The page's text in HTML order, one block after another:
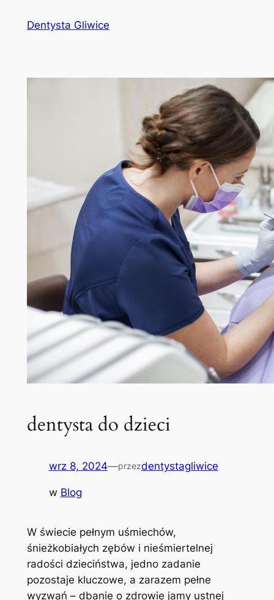
Dentysta Gliwice
dentysta do dzieci
wrz 8, 2024—przezdentystagliwice
w Blog
W⁤ świecie​ pełnym uśmiechów,
śnieżkobiałych zębów​ i nieśmiertelnej
radości dzieciństwa, ⁣jedno zadanie
pozostaje kluczowe,‍ a zarazem ⁤pełne
wyzwań – dbanie ​o zdrowie ⁤jamy‍ ustnej